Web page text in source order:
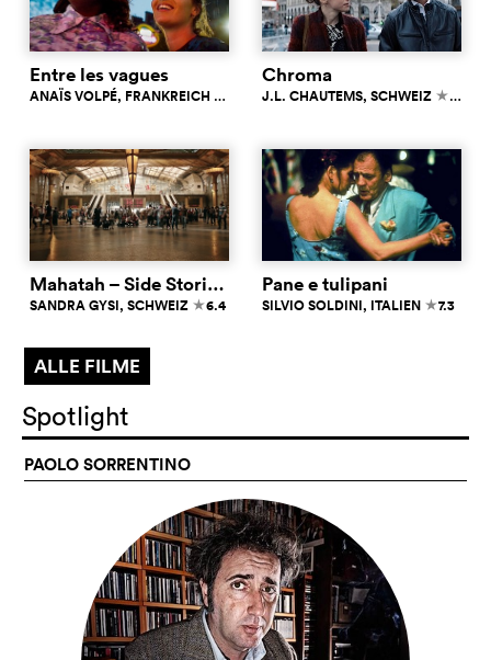
Entre les vagues
ANAÏS VOLPÉ, FRANKREICH
Chroma
J.L. CHAUTEMS, SCHWEIZ c6.9
Mahatah – Side Stories from Main Stations
SANDRA GYSI, SCHWEIZ c6.4
Pane e tulipani
SILVIO SOLDINI, ITALIEN c7.3
ALLE FILME
Spotlight
PAOLO SORRENTINO